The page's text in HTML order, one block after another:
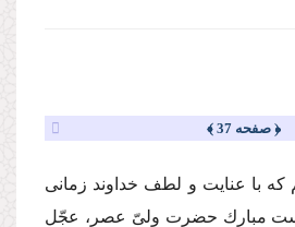
﴿ صفحه 37 ﴾
كه با عنایت و لطف خداوند زمانى
مبارك حضرت ولىّ عصر، عجّل